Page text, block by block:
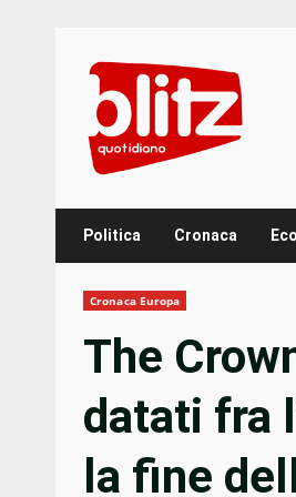
content
Politica Cronaca
Cronaca Europa
The
datati fra
la fine